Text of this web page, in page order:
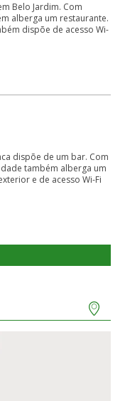
Belo Jardim. Com
alberga um restaurante.
dispõe de acesso Wi-
dispõe de um bar. Com
também alberga um
e de acesso Wi-Fi